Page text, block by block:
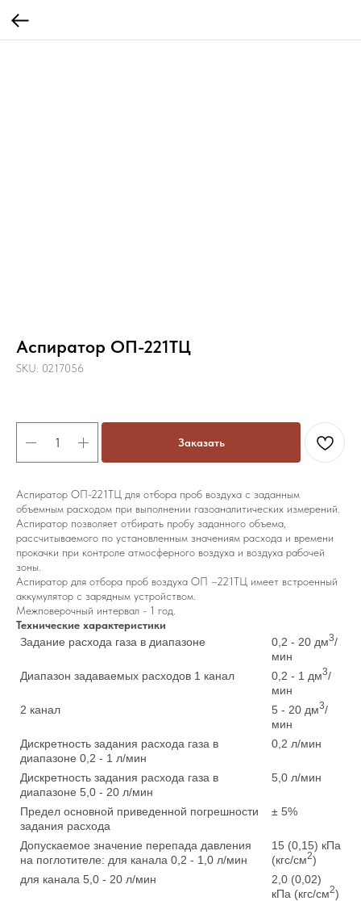
Аспиратор ОП-221ТЦ
SKU: 0217056
Заказать
Аспиратор ОП-221ТЦ для отбора проб воздуха с заданным
объемным расходом при выполнении газоаналитических измерений.
Аспиратор позволяет отбирать пробу заданного объема,
рассчитываемого по установленным значениям расхода и времени
прокачки при контроле атмосферного воздуха и воздуха рабочей
зоны.
Аспиратор для отбора проб воздуха ОП –221ТЦ имеет встроенный
аккумулятор с зарядным устройством.
Межповерочный интервал - 1 год.
Технические характеристики
Задание расхода газа в диапазоне
0,2 - 20 дм3/
мин
Диапазон задаваемых расходов 1 канал
0,2 - 1 дм3/
мин
2 канал
5 - 20 дм3/
мин
Дискретность задания расхода газа в
диапазоне 0,2 - 1 л/мин
0,2 л/мин
Дискретность задания расхода газа в
диапазоне 5,0 - 20 л/мин
5,0 л/мин
Предел основной приведенной погрешности
задания расхода
± 5%
Допускаемое значение перепада давления
на поглотителе: для канала 0,2 - 1,0 л/мин
15 (0,15) кПа
(кгс/см2)
для канала 5,0 - 20 л/мин
2,0 (0,02)
кПа (кгс/см2)